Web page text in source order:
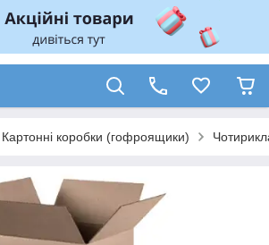
Картонні коробки (гофроящики)